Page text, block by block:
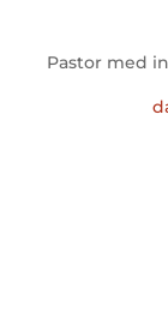
Pastor med